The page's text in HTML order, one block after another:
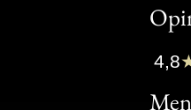
Bon
Clic
Bon
4,8